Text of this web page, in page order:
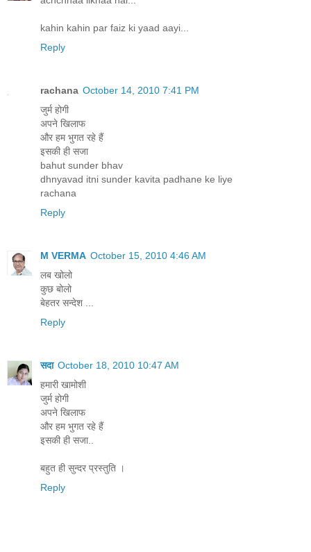
kahin kahin par faiz ki yaad aayi...
Reply
rachana October 14, 2010 7:41 PM
जुर्म होगी
अपने खिलाफ
और हम भुगत रहे हैं
इसकी ही सजा
bahut sunder bhav
dhnyavad itni sunder kavita padhane ke liye
rachana
Reply
M VERMA October 15, 2010 4:46 AM
लब खोलो
कुछ बोलो
बेहतर सन्देश ...
Reply
सदा October 18, 2010 10:47 AM
हमारी खामोशी
जुर्म होगी
अपने खिलाफ
और हम भुगत रहे हैं
इसकी ही सजा..
बहुत ही सुन्‍दर प्रस्‍तुति ।
Reply